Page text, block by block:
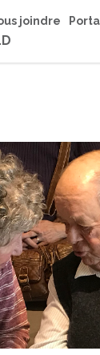
joindre